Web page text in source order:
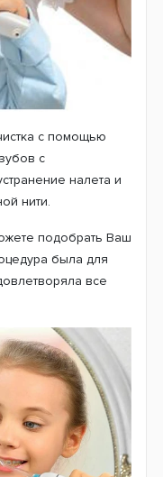
с помощью
с
налета и
нити.
подобрать Ваш
была для
все